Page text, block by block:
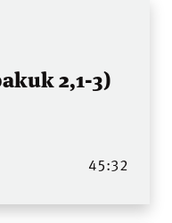
2,1-3)
45:32